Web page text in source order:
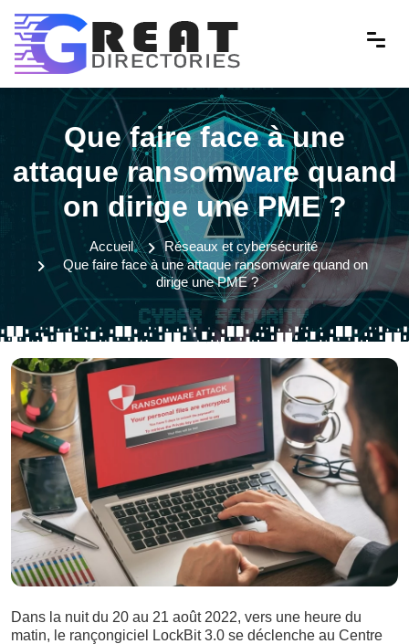
Que faire face à une
attaque ransomware quand
on dirige une PME ?
Accueil
Réseaux et cybersécurité
Que faire face à une attaque ransomware quand on
dirige une PME ?
Dans la nuit du 20 au 21 août 2022, vers une heure du
matin, le rançongiciel LockBit 3.0 se déclenche au Centre